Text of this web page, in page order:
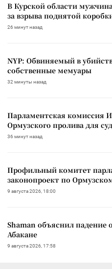
В Курской области
за взрыва поднятой
26 минут назад
NYP: Обвиняемый в
собственные мемуары
32 минуты назад
Парламентская комиссия
Ормузского пролива для
36 минут назад
Профильный комитет
законопроект по
9 августа 2026, 18:00
Shaman объяснил падение
Абакане
9 августа 2026, 17:58